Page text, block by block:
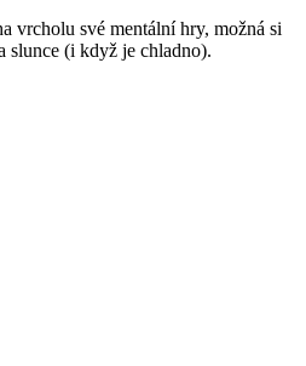
vrcholu své mentální hry, možná si
slunce (i když je chladno).